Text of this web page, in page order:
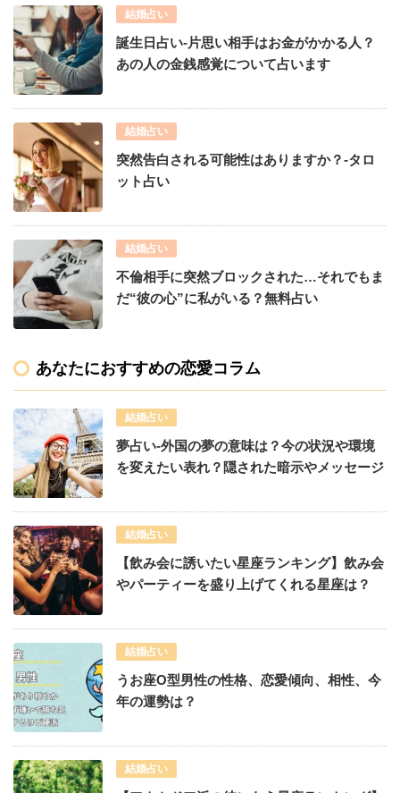
結婚占い
誕生日占い-片思い相手はお金がかかる人？
あの人の金銭感覚について占います
結婚占い
突然告白される可能性はありますか？-タロ
ット占い
結婚占い
不倫相手に突然ブロックされた…それでもま
だ“彼の心”に私がいる？無料占い
あなたにおすすめの恋愛コラム
結婚占い
夢占い-外国の夢の意味は？今の状況や環境
を変えたい表れ？隠された暗示やメッセージ
結婚占い
【飲み会に誘いたい星座ランキング】飲み会
やパーティーを盛り上げてくれる星座は？
結婚占い
うお座O型男性の性格、恋愛傾向、相性、今
年の運勢は？
結婚占い